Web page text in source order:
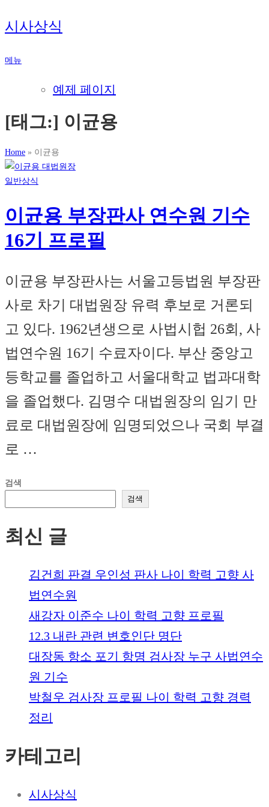
내
용
로
시사상식
메뉴
예제 페이지
[태그:] 이균용
Home » 이균용
일반상식
이균용 부장판사 연수원 기수
16기 프로필
이균용 부장판사는 서울고등법원 부장판
사로 차기 대법원장 유력 후보로 거론되
고 있다. 1962년생으로 사법시헙 26회, 사
법연수원 16기 수료자이다. 부산 중앙고
등학교를 졸업하고 서울대학교 법과대학
을 졸업했다. 김명수 대법원장의 임기 만
료로 대법원장에 임명되었으나 국회 부결
로 …
검색
검색
최신 글
김건희 판결 우인성 판사 나이 학력 고향 사
법연수원
새강자 이준수 나이 학력 고향 프로필
12.3 내란 관련 변호인단 명단
대장동 항소 포기 항명 검사장 누구 사법연수
원 기수
박철우 검사장 프로필 나이 학력 고향 경력
정리
카테고리
시사상식